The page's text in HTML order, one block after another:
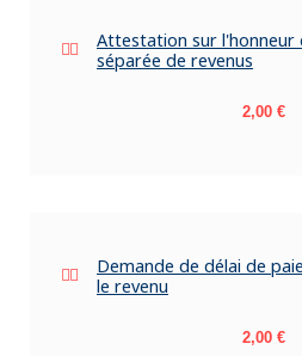
Attestation sur l'honneur
séparée de revenus
Prix
2,00 €
Demande de délai de
le revenu
Prix
2,00 €